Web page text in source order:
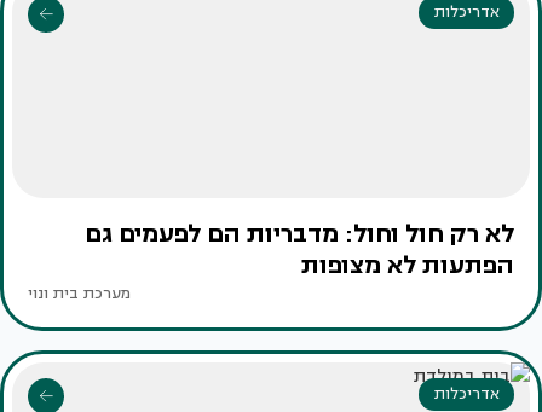
אדריכלות
לא רק חול וחול: מדבריות הם לפעמים גם
הפתעות לא מצופות
מערכת בית ונוי
אדריכלות